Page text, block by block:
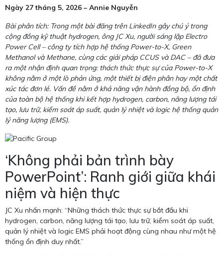
Ngày 27 tháng 5, 2026 – Annie Nguyễn
Bài phân tích: Trong một bài đăng trên LinkedIn gây chú ý trong
cộng đồng kỹ thuật hydrogen, ông JC Xu, người sáng lập Electro
Power Cell – công ty tích hợp hệ thống Power-to-X, Green
Methanol và Methane, cùng các giải pháp CCUS và DAC – đã đưa
ra một nhận định quan trọng: thách thức thực sự của Power-to-X
không nằm ở một lò phản ứng, một thiết bị điện phân hay một chất
xúc tác đơn lẻ. Vấn đề nằm ở khả năng vận hành đồng bộ, ổn định
của toàn bộ hệ thống khi kết hợp hydrogen, carbon, năng lượng tái
tạo, lưu trữ, kiểm soát áp suất, quản lý nhiệt và logic hệ thống quản
lý năng lượng (EMS).
‘Không phải bản trình bày
PowerPoint’: Ranh giới giữa khái
niệm và hiện thực
JC Xu nhấn mạnh: “Những thách thức thực sự bắt đầu khi
hydrogen, carbon, năng lượng tái tạo, lưu trữ, kiểm soát áp suất,
quản lý nhiệt và logic EMS phải hoạt động cùng nhau như một hệ
thống ổn định duy nhất.”